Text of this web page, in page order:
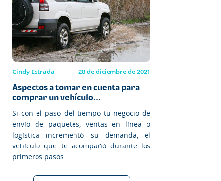
Cindy Estrada 28 de diciembre de 2021
Aspectos a tomar en cuenta para
comprar un vehículo...
Si con el paso del tiempo tu negocio de
envío de paquetes, ventas en línea o
logística incrementó su demanda, el
vehículo que te acompañó durante los
primeros pasos...